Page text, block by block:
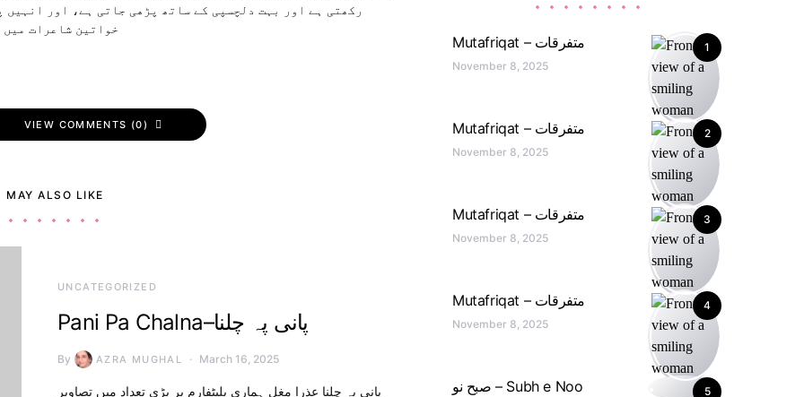
رکھتی ہے اور بہت دلچسپی کے ساتھ پڑھی جاتی ہے، اور انہیں
خواتین شاعرات
VIEW COMMENTS (0)
MAY ALSO LIKE
UNCATEGORIZED
Pani Pa Chalna–پانی پہ چلنا
By AZRA MUGHAL March 16, 2025
پانی پہ چلنا عذرا مغل ہماری پلیٹفارم پر بڑی تعداد میں تصاویر
1 Mutafriqat – متفرقات
November 8, 2025
2 Mutafriqat – متفرقات
November 8, 2025
3 Mutafriqat – متفرقات
November 8, 2025
4 Mutafriqat – متفرقات
November 8, 2025
5 صبح نو – Subh e Noo